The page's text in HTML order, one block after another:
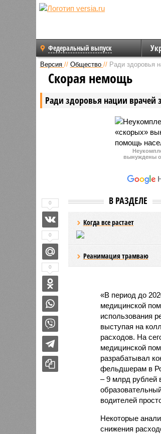
Федеральный выпуск
Версия // Общество // Ради здоровья
Ради здоровья нации врачей
Скорая немощь
вынуждены
В РАЗДЕЛЕ
Когда все растает
Реанимация трамваю
«В период до
медицинской
использования
выступая на
расходов. На
медицинской
разрабатывал
фельдшерам в
– 9 млрд рублей
водителей
Некоторые
снижения
0
0
0